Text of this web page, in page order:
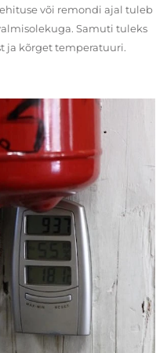
või remondi ajal tuleb
Samuti tuleks
ja kõrget temperatuuri.